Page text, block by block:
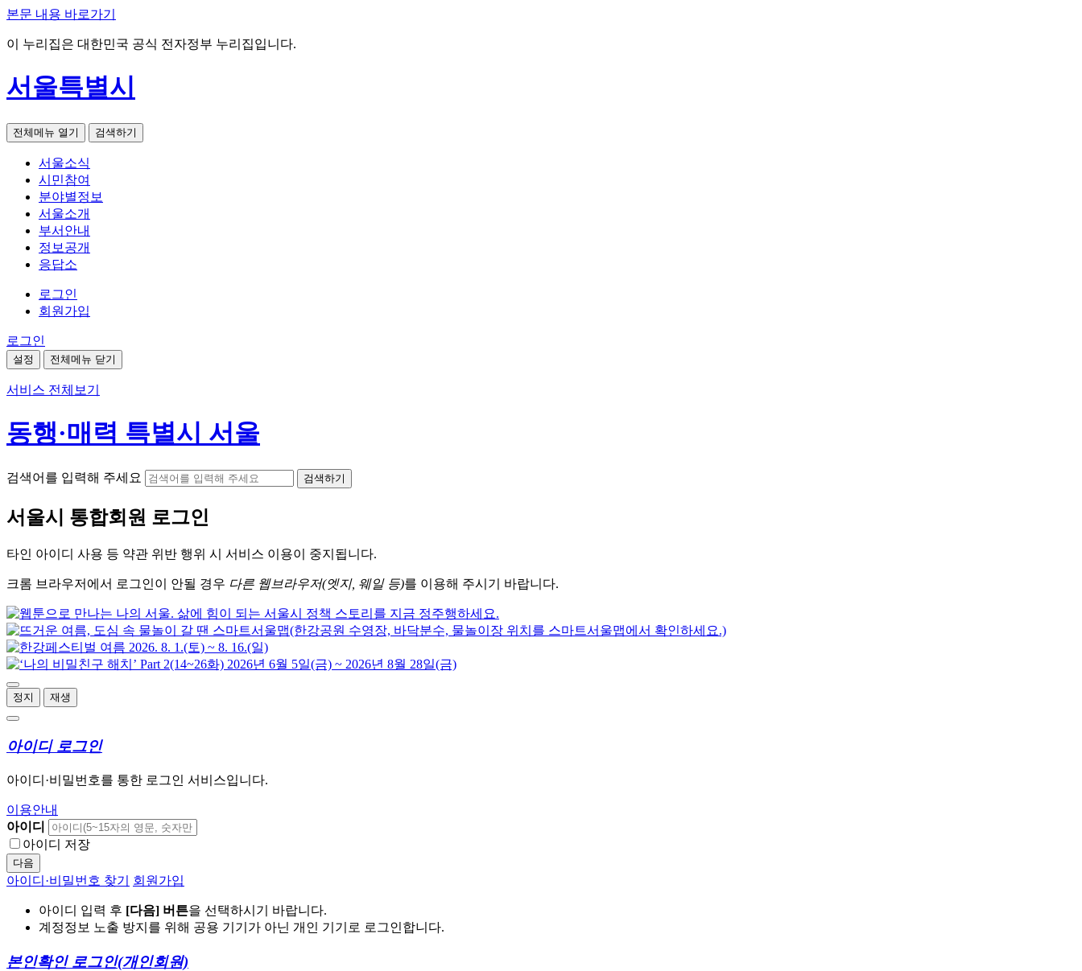
본문 내용 바로가기
이 누리집은 대한민국 공식 전자정부 누리집입니다.
서울특별시
전체메뉴 열기 검색하기
서울소식
시민참여
분야별정보
서울소개
부서안내
정보공개
응답소
로그인
회원가입
로그인
설정 전체메뉴 닫기
서비스 전체보기
동행·매력 특별시 서울
검색어를 입력해 주세요 검색하기
서울시 통합회원 로그인
타인 아이디 사용 등 약관 위반 행위 시 서비스 이용이 중지됩니다.
크롬 브라우저에서 로그인이 안될 경우 다른 웹브라우저(엣지, 웨일 등)를 이용해 주시기 바랍니다.
정지 재생
아이디 로그인
아이디·비밀번호를 통한 로그인 서비스입니다.
이용안내
아이디
아이디 저장
다음
아이디·비밀번호 찾기 회원가입
아이디 입력 후 [다음] 버튼을 선택하시기 바랍니다.
계정정보 노출 방지를 위해 공용 기기가 아닌 개인 기기로 로그인합니다.
본인확인 로그인(개인회원)